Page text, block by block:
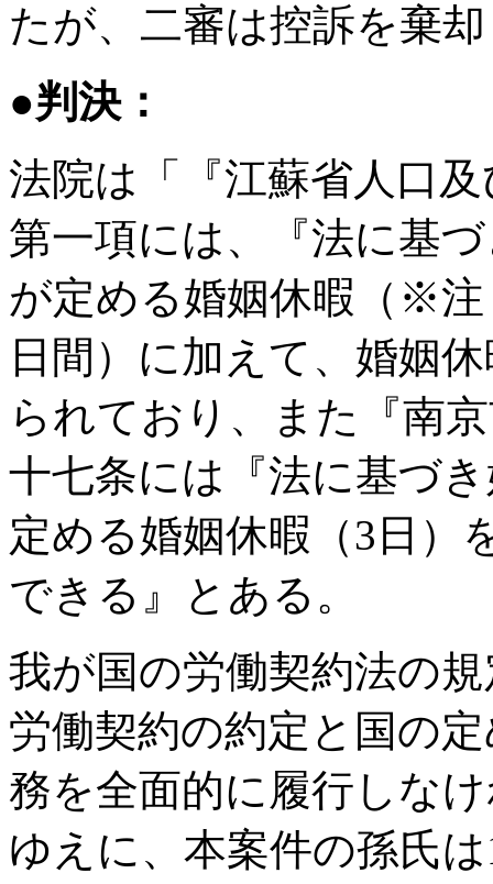
たが、二審は控訴を棄
●判決：
法院は「『江蘇省人口
第一項には、『法に基
が定める婚姻休暇（※
日間）に加えて、婚姻
られており、また『南
十七条には『法に基づ
定める婚姻休暇（3日）
できる』とある。
我が国の労働契約法の
労働契約の約定と国の
務を全面的に履行しな
ゆえに、本案件の孫氏